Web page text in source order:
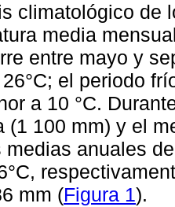
climatológico de
media
entre mayo y
el periodo
a 10 °C.
(1 100 mm) y el
medias anuales
mm (Figura 1).